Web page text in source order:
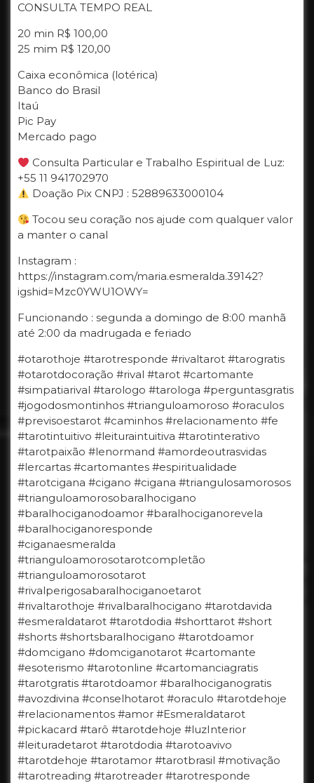
CONSULTA TEMPO REAL
20 min R$ 100,00
25 mim R$ 120,00
Caixa econômica (lotérica)
Banco do Brasil
Itaú
Pic Pay
Mercado pago
Consulta Particular e Trabalho Espiritual de Luz:
+55 11 941702970
Doação Pix CNPJ : 52889633000104
Tocou seu coração nos ajude com qualquer valor
a manter o canal
Instagram :
https://instagram.com/maria.esmeralda.39142?
igshid=Mzc0YWU1OWY=
Funcionando : segunda a domingo de 8:00 manhã
até 2:00 da madrugada e feriado
#otarothoje #tarotresponde #rivaltarot #tarogratis
#otarotdocoração #rival #tarot #cartomante
#simpatiarival #tarologo #tarologa #perguntasgratis
#jogodosmontinhos #trianguloamoroso #oraculos
#previsoestarot #caminhos #relacionamento #fe
#tarotintuitivo #leituraintuitiva #tarotinterativo
#tarotpaixão #lenormand #amordeoutrasvidas
#lercartas #cartomantes #espiritualidade
#tarotcigana #cigano #cigana #triangulosamorosos
#trianguloamorosobaralhocigano
#baralhociganodoamor #baralhociganorevela
#baralhociganoresponde
#ciganaesmeralda
#trianguloamorosotarotcompletão
#trianguloamorosotarot
#rivalperigosabaralhociganoetarot
#rivaltarothoje #rivalbaralhocigano #tarotdavida
#esmeraldatarot #tarotdodia #shorttarot #short
#shorts #shortsbaralhocigano #tarotdoamor
#domcigano #domciganotarot #cartomante
#esoterismo #tarotonline #cartomanciagratis
#tarotgratis #tarotdoamor #baralhociganogratis
#avozdivina #conselhotarot #oraculo #tarotdehoje
#relacionamentos #amor #Esmeraldatarot
#pickacard #tarô #tarotdehoje #luzInterior
#leituradetarot #tarotdodia #tarotoavivo
#tarotdehoje #tarotamor #tarotbrasil #motivação
#tarotreading #tarotreader #tarotresponde